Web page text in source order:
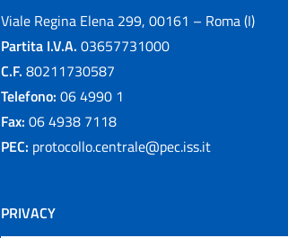
Viale Regina Elena 299, 00161 – Roma (I)
Partita I.V.A. 03657731000
C.F. 80211730587
Telefono: 06 4990 1
Fax: 06 4938 7118
PEC: protocollo.centrale@pec.iss.it
PRIVACY